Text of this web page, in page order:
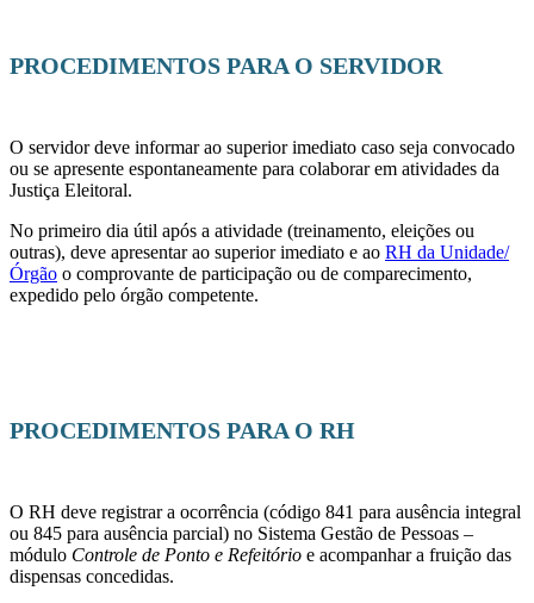
PROCEDIMENTOS PARA O SERVIDOR
O servidor deve informar ao superior imediato caso seja convocado
ou se apresente espontaneamente para colaborar em atividades da
Justiça Eleitoral.
No primeiro dia útil após a atividade (treinamento, eleições ou
outras), deve apresentar ao superior imediato e ao RH da Unidade/
Órgão o comprovante de participação ou de comparecimento,
expedido pelo órgão competente.
PROCEDIMENTOS PARA O RH
O RH deve registrar a ocorrência (código 841 para ausência integral
ou 845 para ausência parcial) no Sistema Gestão de Pessoas –
módulo Controle de Ponto e Refeitório e acompanhar a fruição das
dispensas concedidas.